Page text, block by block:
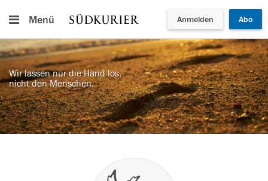
Menü Anmelden Abo
Wir lassen nur die Hand los,
nicht den Menschen.